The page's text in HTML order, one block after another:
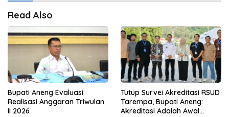
Read Also
Bupati Aneng Evaluasi
Realisasi Anggaran Triwulan
II 2026
Tutup Survei Akreditasi RSUD
Tarempa, Bupati Aneng:
Akreditasi Adalah Awal